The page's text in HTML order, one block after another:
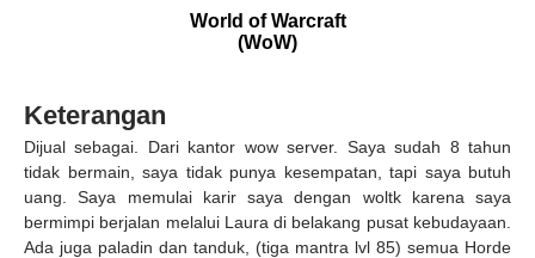
World of Warcraft
(WoW)
Keterangan
Dijual sebagai. Dari kantor wow server. Saya sudah 8 tahun
tidak bermain, saya tidak punya kesempatan, tapi saya butuh
uang. Saya memulai karir saya dengan woltk karena saya
bermimpi berjalan melalui Laura di belakang pusat kebudayaan.
Ada juga paladin dan tanduk, (tiga mantra lvl 85) semua Horde